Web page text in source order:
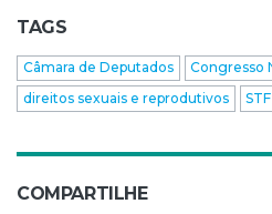
TAGS
Câmara de Deputados Congresso
direitos sexuais e reprodutivos
STF
COMPARTILHE